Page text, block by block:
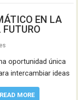
EN LA
oportunidad única
intercambiar ideas
READ MORE